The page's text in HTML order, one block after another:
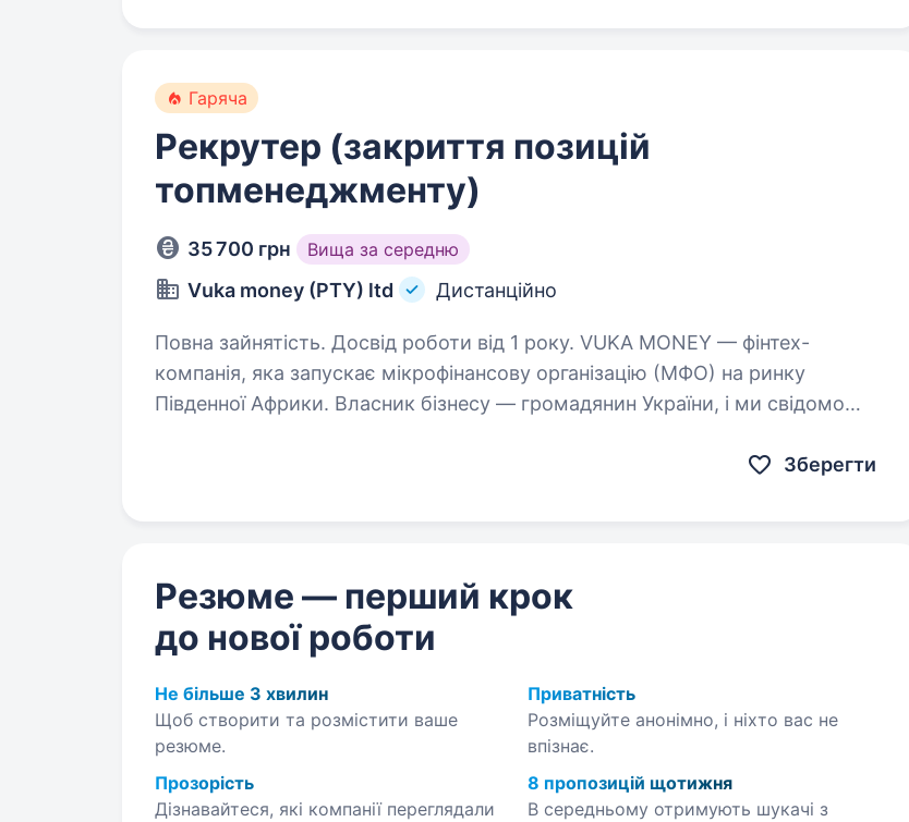
Гаряча
Рекрутер (закриття позицій
топменеджменту)
35 700 грн Вища за середню
Vuka money (PTY) ltd Дистанційно
Повна зайнятість. Досвід роботи від 1 року. VUKA MONEY — фінтех-
компанія, яка запускає мікрофінансову організацію (МФО) на ринку
Південної Африки. Власник бізнесу — громадянин України, і ми свідомо
Зберегти
Резюме — перший крок
до нової роботи
Не більше 3 хвилин
Щоб створити та розмістити ваше
резюме.
Приватність
Розміщуйте анонімно, і ніхто вас не
впізнає.
Прозорість
Дізнавайтеся, які компанії переглядали
8 пропозицій щотижня
В середньому отримують шукачі з